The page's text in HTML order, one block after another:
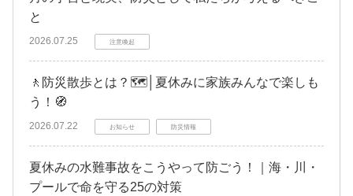
と
2026.07.25 注意喚起
🚶防災散歩とは？🗺️│夏休みに家族みんなで楽しも
う！🧭
2026.07.22 お知らせ 防災情報
夏休みの水難事故をこうやって防ごう！｜海・川・
プールで命を守る25の対策